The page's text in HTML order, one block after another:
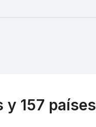
157 países